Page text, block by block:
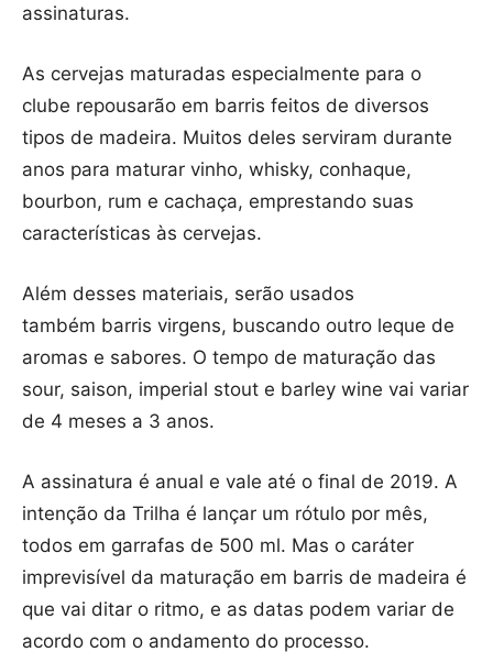
assinaturas.
As cervejas maturadas especialmente para o
clube repousarão em barris feitos de diversos
tipos de madeira. Muitos deles serviram durante
anos para maturar vinho, whisky, conhaque,
bourbon, rum e cachaça, emprestando suas
características às cervejas.
Além desses materiais, serão usados
também barris virgens, buscando outro leque de
aromas e sabores. O tempo de maturação das
sour, saison, imperial stout e barley wine vai variar
de 4 meses a 3 anos.
A assinatura é anual e vale até o final de 2019. A
intenção da Trilha é lançar um rótulo por mês,
todos em garrafas de 500 ml. Mas o caráter
imprevisível da maturação em barris de madeira é
que vai ditar o ritmo, e as datas podem variar de
acordo com o andamento do processo.